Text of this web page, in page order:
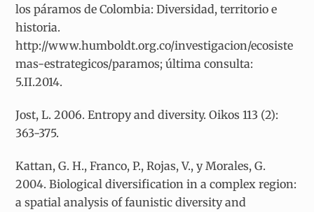
los páramos de Colombia: Diversidad, territorio e
historia.
http://www.humboldt.org.co/investigacion/ecosiste
mas-estrategicos/paramos; última consulta:
5.II.2014.
Jost, L. 2006. Entropy and diversity. Oikos 113 (2):
363-375.
Kattan, G. H., Franco, P., Rojas, V., y Morales, G.
2004. Biological diversification in a complex region:
a spatial analysis of faunistic diversity and